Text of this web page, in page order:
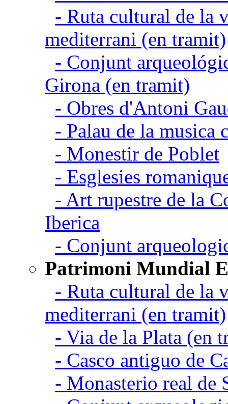
- Ruta cultural de la
mediterrani (en tramit)
- Conjunt
Girona (en tramit)
- Obres d'Antoni
- Palau de la musica
- Monestir de Poblet
- Esglesies
- Art rupestre de la
Iberica
- Conjunt
Patrimoni Mundial
- Ruta cultural de la
mediterrani (en tramit)
- Via de la Plata (en
- Casco antiguo de
- Monasterio real de